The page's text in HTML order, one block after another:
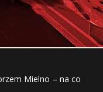
Mielno – na co